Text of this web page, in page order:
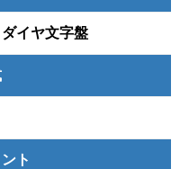
イヤ文字盤
ト